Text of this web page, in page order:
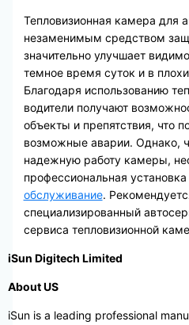
Тепловизионная камера для
незаменимым средством
значительно улучшает
темное время суток и в
Благодаря использованию
водители получают
объекты и препятствия, что
возможные аварии. Однако,
надежную работу камеры,
профессиональная
обслуживание.
специализированный
сервиса тепловизионной
iSun Digitech Limited
About US
iSun is a leading professional